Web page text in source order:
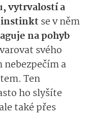
vytrvalostí a
se v něm
na pohyb
svého
a
Ten
ho slyšíte
také přes